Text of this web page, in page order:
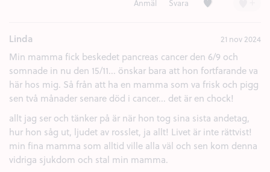
Anmäl Svara
Linda 21 nov 2024
Min mamma fick beskedet pancreas cancer den 6/9 och
somnade in nu den 15/11... önskar bara att hon fortfarande va
här hos mig. Så från att ha en mamma som va frisk och pigg
sen två månader senare död i cancer... det är en chock!
allt jag ser och tänker på är när hon tog sina sista andetag,
hur hon såg ut, ljudet av rosslet, ja allt! Livet är inte rättvist!
min fina mamma som alltid ville alla väl och sen kom denna
vidriga sjukdom och stal min mamma.